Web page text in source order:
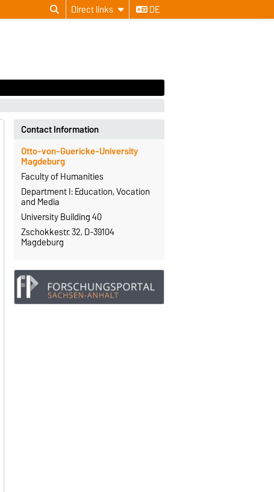
Direct links DE
Contact Information
Otto-von-Guericke-University
Magdeburg
Faculty of Humanities
Department I: Education, Vocation
and Media
University Building 40
Zschokkestr. 32, D-39104
Magdeburg